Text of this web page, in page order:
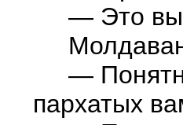
— Это вы
—
пархатых